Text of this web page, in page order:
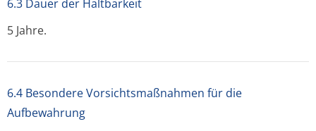
6.3 Dauer der Haltbarkeit
5 Jahre.
6.4 Besondere Vorsichtsmaßnahmen für die
Aufbewahrung